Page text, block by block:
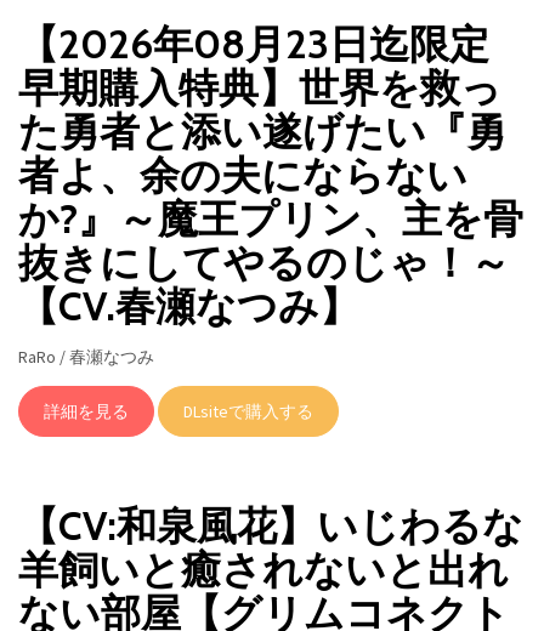
【2026年08月23日迄限定
早期購入特典】世界を救っ
た勇者と添い遂げたい『勇
者よ、余の夫にならない
か?』～魔王プリン、主を骨
抜きにしてやるのじゃ！～
【CV.春瀬なつみ】
RaRo / 春瀬なつみ
詳細を見る DLsiteで購入する
【CV:和泉風花】いじわるな
羊飼いと癒されないと出れ
ない部屋【グリムコネクト